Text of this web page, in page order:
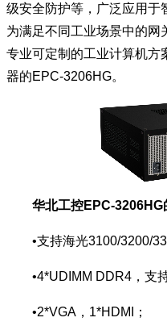
级安全防护等，广泛应用于
为满足不同工业场景中的网
专业可定制的工业计算机方
器的EPC-3206HG。
华北工控EPC-3206HG
•支持海光3100/3200/
•4*UDIMM DDR4，支持
•2*VGA，1*HDMI；